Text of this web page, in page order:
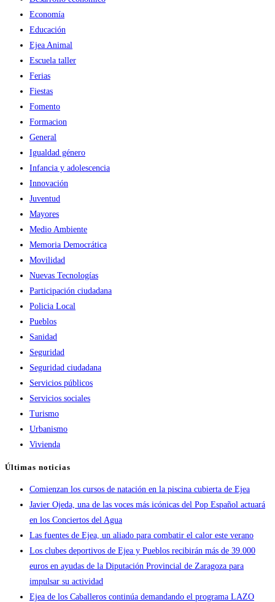
Economía
Educación
Ejea Animal
Escuela taller
Ferias
Fiestas
Fomento
Formacion
General
Igualdad género
Infancia y adolescencia
Innovación
Juventud
Mayores
Medio Ambiente
Memoria Democrática
Movilidad
Nuevas Tecnologías
Participación ciudadana
Policia Local
Pueblos
Sanidad
Seguridad
Seguridad ciudadana
Servicios públicos
Servicios sociales
Turismo
Urbanismo
Vivienda
Últimas noticias
Comienzan los cursos de natación en la piscina cubierta de Ejea
Javier Ojeda, una de las voces más icónicas del Pop Español actuará
en los Conciertos del Agua
Las fuentes de Ejea, un aliado para combatir el calor este verano
Los clubes deportivos de Ejea y Pueblos recibirán más de 39.000
euros en ayudas de la Diputación Provincial de Zaragoza para
impulsar su actividad
Ejea de los Caballeros continúa demandando el programa LAZO